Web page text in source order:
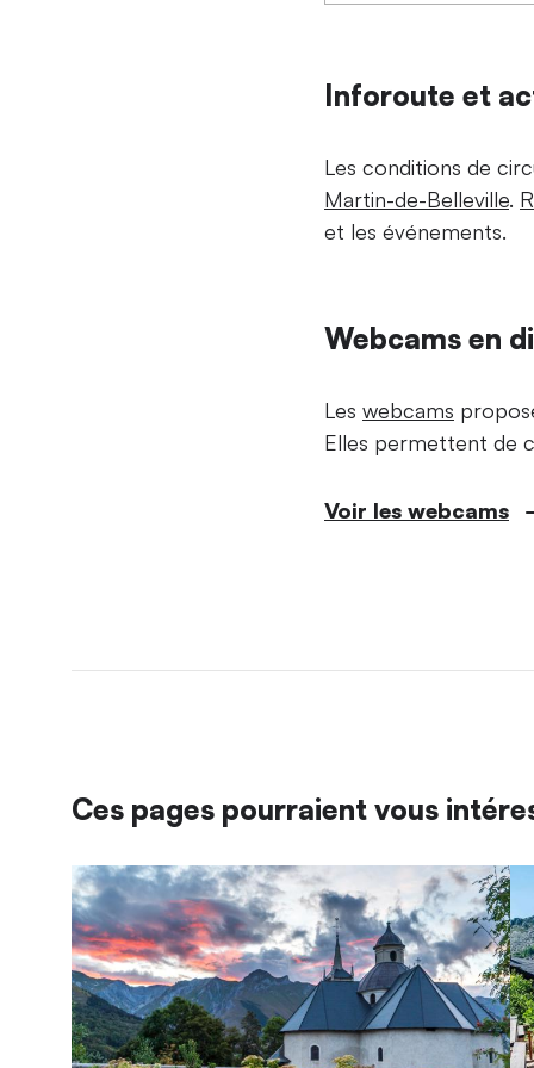
Inforoute et
Les conditions de
Martin-de-Belleville.
et les événements.
Webcams en
Les webcams
Elles permettent de
Voir les webcams
Ces pages pourraient vous